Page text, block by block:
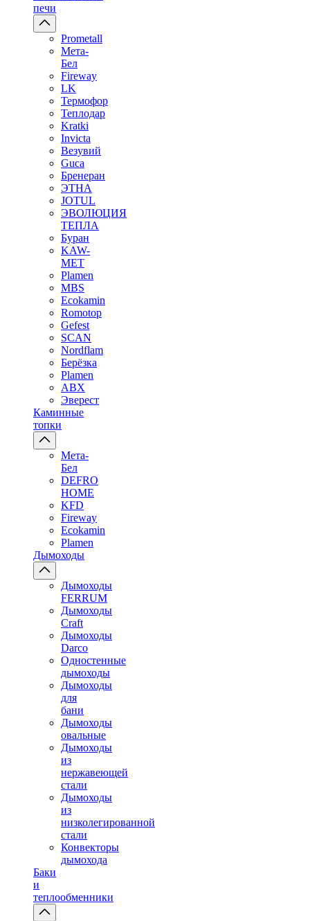
печи
Prometall
Мета-
Бел
Fireway
LK
Термофор
Теплодар
Kratki
Invicta
Везувий
Guca
Бренеран
ЭТНА
JOTUL
ЭВОЛЮЦИЯ
ТЕПЛА
Буран
KAW-
MET
Plamen
MBS
Ecokamin
Romotop
Gefest
SCAN
Nordflam
Берёзка
Plamen
ABX
Эверест
Каминные
топки
Мета-
Бел
DEFRO
HOME
KFD
Fireway
Ecokamin
Plamen
Дымоходы
Дымоходы
FERRUM
Дымоходы
Craft
Дымоходы
Darco
Одностенные
дымоходы
Дымоходы
для
бани
Дымоходы
овальные
Дымоходы
из
нержавеющей
стали
Дымоходы
из
низколегированной
стали
Конвекторы
дымохода
Баки
и
теплообменники